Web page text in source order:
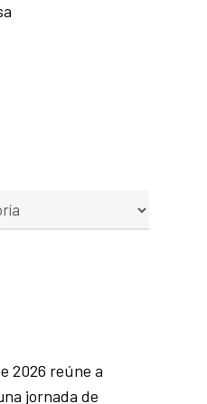
2026 reúne a
jornada de